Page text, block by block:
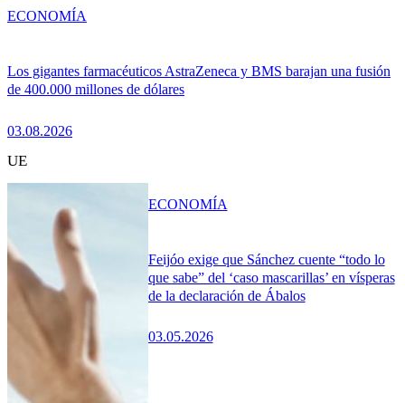
Los gigantes farmacéuticos AstraZeneca y BMS barajan una fusión
de 400.000 millones de dólares
03.08.2026
ECONOMÍA
UE
Feijóo exige que Sánchez cuente “todo lo
que sabe” del ‘caso mascarillas’ en vísperas
de la declaración de Ábalos
03.05.2026
ECONOMÍA